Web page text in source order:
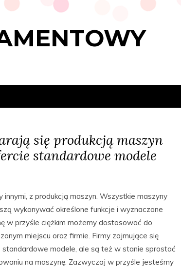
się produkcją maszyn
standardowe modele
innymi, z produkcją maszyn. Wszystkie maszyny
wykonywać określone funkcje i wyznaczone
w przyśle ciężkim możemy dostosować do
miejscu oraz firmie. Firmy zajmujące się
modele, ale są też w stanie sprostać
na maszynę. Zazwyczaj w przyśle jesteśmy